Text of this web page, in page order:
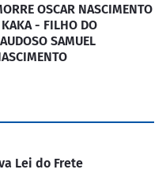
OSCAR NASCIMENTO
- FILHO DO
SAMUEL
Lei do Frete